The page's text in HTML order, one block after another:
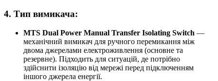
4. Тип вимикача:
MTS Dual Power Manual Transfer Isolating Switch —
механічний вимикач для ручного перемикання між
двома джерелами електроживлення (основне та
резервне). Підходить для ситуацій, де потрібно
здійснити ізоляцію від мережі перед підключенням
іншого джерела енергії.